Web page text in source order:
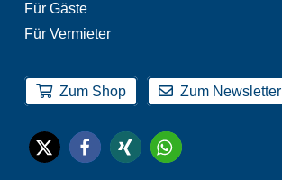
Für Gäste
Für Vermieter
Zum Shop Zum Newsletter